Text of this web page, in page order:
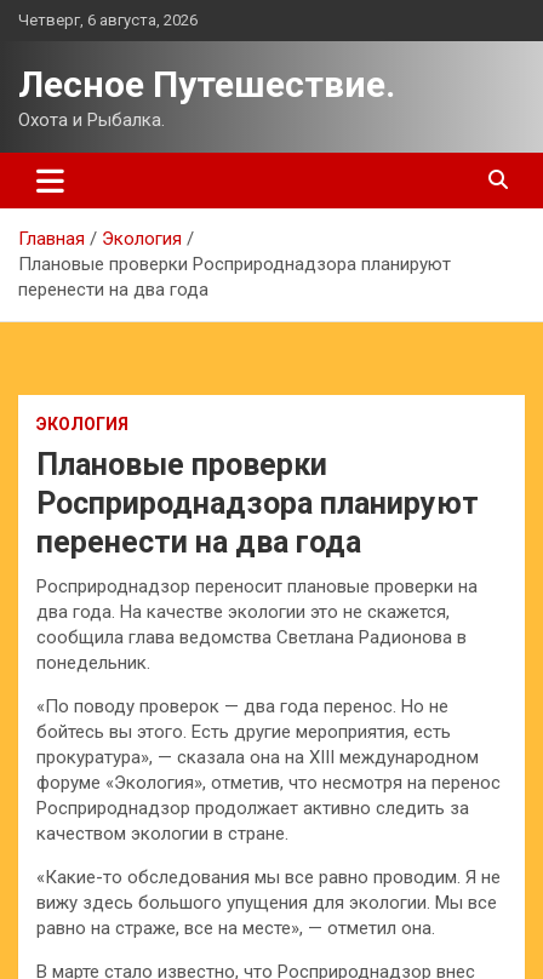
Перейти
Четверг, 6 августа, 2026
Лесное Путешествие.
Охота и Рыбалка.
Главная
Экология
Плановые проверки Росприроднадзора планируют
перенести на два года
ЭКОЛОГИЯ
Плановые проверки
Росприроднадзора планируют
перенести на два года
Росприроднадзор переносит плановые проверки на
два года. На качестве экологии это не скажется,
сообщила глава ведомства Светлана Радионова в
понедельник.
«По поводу проверок — два года перенос. Но не
бойтесь вы этого. Есть другие мероприятия, есть
прокуратура», — сказала она на XIII международном
форуме «Экология», отметив, что несмотря на перенос
Росприроднадзор продолжает активно следить за
качеством экологии в стране.
«Какие-то обследования мы все равно проводим. Я не
вижу здесь большого упущения для экологии. Мы все
равно на страже, все на месте», — отметил она.
В марте стало известно, что Росприроднадзор внес